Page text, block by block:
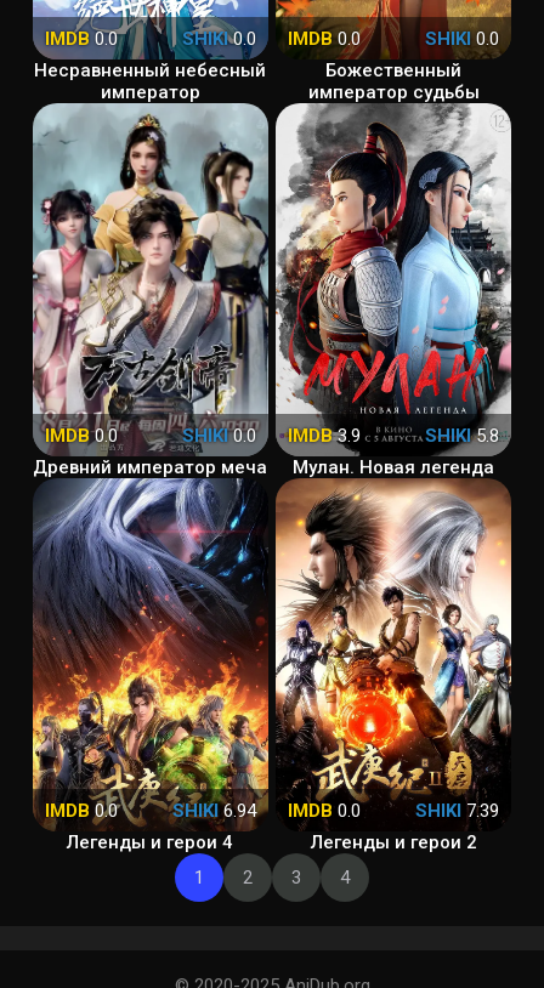
IMDB0.0 SHIKI0.0
Несравненный небесный
император
IMDB0.0 SHIKI 0.0
Божественный
император судьбы
IMDB0.0 SHIKI0.0
Древний император меча
IMDB3.9 SHIKI5.8
Мулан. Новая легенда
IMDB 0.0 SHIKI6.94
Легенды и герои 4
IMDB 0.0 SHIKI 7.39
Легенды и герои 2
1
2 3 4